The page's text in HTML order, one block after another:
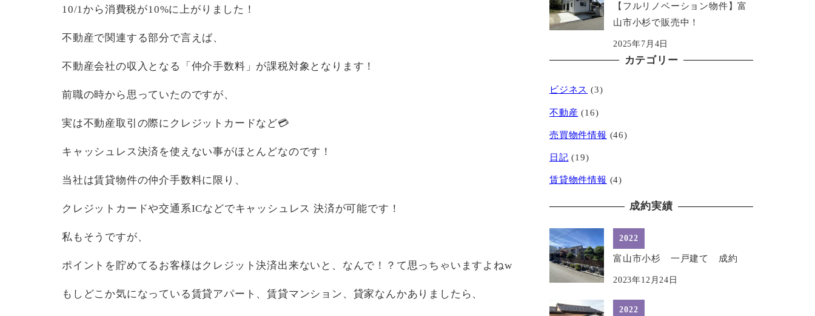
10/1から消費税が10%に上がりました！
不動産で関連する部分で言えば、
不動産会社の収入となる「仲介手数料」が課税対象となります！
前職の時から思っていたのですが、
実は不動産取引の際にクレジットカードなど💳
キャッシュレス決済を使えない事がほとんどなのです！
当社は賃貸物件の仲介手数料に限り、
クレジットカードや交通系ICなどでキャッシュレス 決済が可能です！
私もそうですが、
ポイントを貯めてるお客様はクレジット決済出来ないと、なんで！？て思っちゃいますよねw
もしどこか気になっている賃貸アパート、賃貸マンション、貸家なんかありましたら、
【フルリノベーション物件】富
山市小杉で販売中！
2025年7月4日
カテゴリー
ビジネス (3)
不動産 (16)
売買物件情報 (46)
日記 (19)
賃貸物件情報 (4)
成約実績
2022
富山市小杉 一戸建て 成約
2023年12月24日
2022